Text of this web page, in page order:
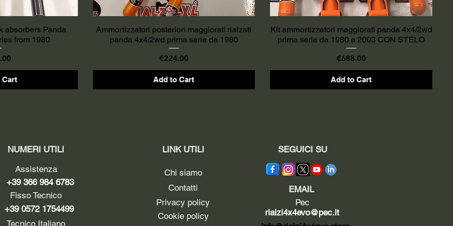
absorbers Panda
from 1980
Cart
Ammortizzatori posteriori maggiorati rialzati
panda 4x4/2wd prima serie da 1980
Price
€224.00
Add to Cart
Kit ammortizzatori maggiorati panda 4x4/2wd
prima serie da 1980 a 2003 CON STELO
Price
€688.00
Add to Cart
NUMERI UTILI
Assistenza
+39 366 984 6783
Fisso Tecnico
+39 0572 1754499
Tecnico Italiano
LINK UTILI
Chi siamo
Contatti
Privacy policy
Cookie policy
SEGUICI SU
EMAIL
Pec
rialzi4x4evo@pec.it